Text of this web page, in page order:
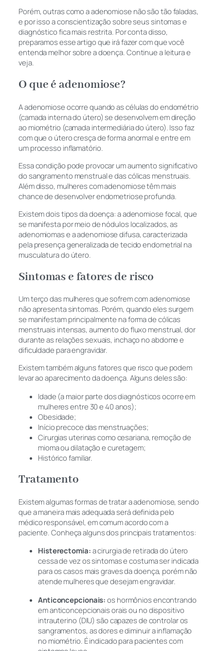
Porém, outras como a adenomiose não são tão faladas,
e por isso a conscientização sobre seus sintomas e
diagnóstico fica mais restrita. Por conta disso,
preparamos esse artigo que irá fazer com que você
entenda melhor sobre a doença. Continue a leitura e
veja.
O que é adenomiose?
A adenomiose ocorre quando as células do endométrio
(camada interna do útero) se desenvolvem em direção
ao miométrio (camada intermediária do útero). Isso faz
com que o útero cresça de forma anormal e entre em
um processo inflamatório.
Essa condição pode provocar um aumento significativo
do sangramento menstrual e das cólicas menstruais.
Além disso, mulheres com adenomiose têm mais
chance de desenvolver endometriose profunda.
Existem dois tipos da doença: a adenomiose focal, que
se manifesta por meio de nódulos localizados, as
adenomiomas e a adenomiose difusa, caracterizada
pela presença generalizada de tecido endometrial na
musculatura do útero.
Sintomas e fatores de risco
Um terço das mulheres que sofrem com adenomiose
não apresenta sintomas. Porém, quando eles surgem
se manifestam principalmente na forma de cólicas
menstruais intensas, aumento do fluxo menstrual, dor
durante as relações sexuais, inchaço no abdome e
dificuldade para engravidar.
Existem também alguns fatores que risco que podem
levar ao aparecimento da doença. Alguns deles são:
Idade (a maior parte dos diagnósticos ocorre em
mulheres entre 30 e 40 anos);
Obesidade;
Início precoce das menstruações;
Cirurgias uterinas como cesariana, remoção de
mioma ou dilatação e curetagem;
Histórico familiar.
Tratamento
Existem algumas formas de tratar a adenomiose, sendo
que a maneira mais adequada será definida pelo
médico responsável, em comum acordo com a
paciente. Conheça alguns dos principais tratamentos:
Histerectomia:a cirurgia de retirada do útero
cessa de vez os sintomas e costuma ser indicada
para os casos mais graves da doença, porém não
atende mulheres que desejam engravidar.
Anticoncepcionais:os hormônios encontrando
em anticoncepcionais orais ou no dispositivo
intrauterino (DIU) são capazes de controlar os
sangramentos, as dores e diminuir a inflamação
no miométrio. É indicado para pacientes com